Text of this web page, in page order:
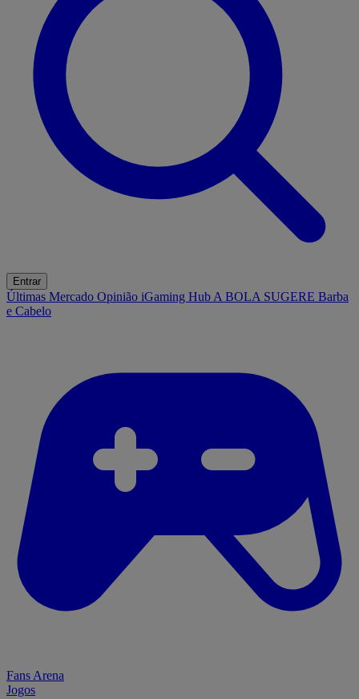
Entrar
Últimas Mercado Opinião iGaming Hub A BOLA SUGERE Barba
e Cabelo
Fans Arena
Jogos